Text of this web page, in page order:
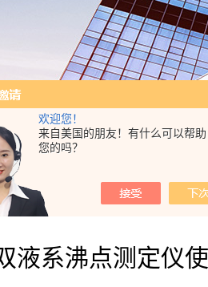
欢迎您！
来自美国的朋友！有什么可以帮助
您的吗？
液系沸点测定仪